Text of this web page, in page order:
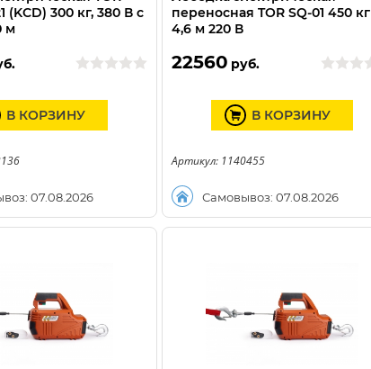
(KCD) 300 кг, 380 В с
м
07.08.2026
В КОРЗИНУ
переносная TOR SQ-01 450 кг
4,6 м 220 В
22560 руб.
Самовывоз: 07.08.2026
В КОРЗИНУ
Артикул: 1140455